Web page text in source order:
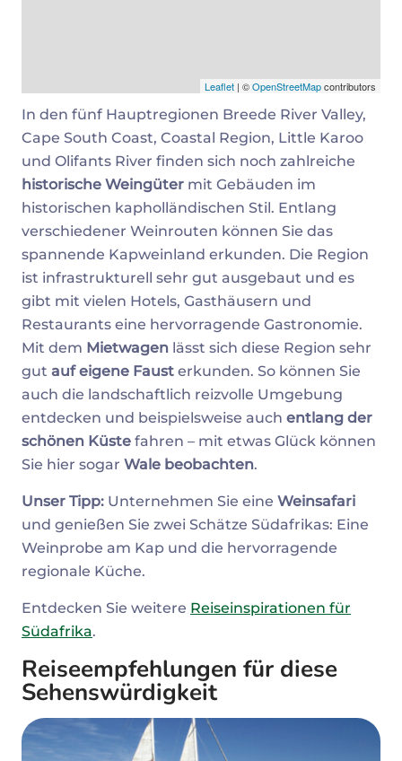
Leaflet | ©OpenStreetMapcontributors
In den fünf Hauptregionen Breede River Valley,
Cape South Coast, Coastal Region, Little Karoo
und Olifants River finden sich noch zahlreiche
historische Weingüter mit Gebäuden im
historischen kapholländischen Stil. Entlang
verschiedener Weinrouten können Sie das
spannende Kapweinland erkunden. Die Region
ist infrastrukturell sehr gut ausgebaut und es
gibt mit vielen Hotels, Gasthäusern und
Restaurants eine hervorragende Gastronomie.
Mit dem Mietwagen lässt sich diese Region sehr
gut auf eigene Faust erkunden. So können Sie
auch die landschaftlich reizvolle Umgebung
entdecken und beispielsweise auch entlang der
schönen Küste fahren – mit etwas Glück können
Sie hier sogar Wale beobachten.
Unser Tipp: Unternehmen Sie eine Weinsafari
und genießen Sie zwei Schätze Südafrikas: Eine
Weinprobe am Kap und die hervorragende
regionale Küche.
Entdecken Sie weitere Reiseinspirationen für
Südafrika.
Reiseempfehlungen für diese
Sehenswürdigkeit